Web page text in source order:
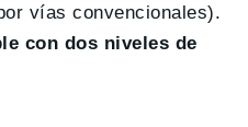
vías convencionales).
con dos niveles de